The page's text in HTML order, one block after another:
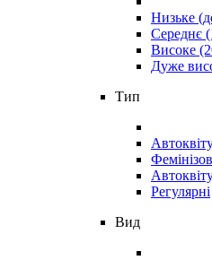
Низьке
Середнє
Високе
Дуже
Тип
Регулярні
Вид